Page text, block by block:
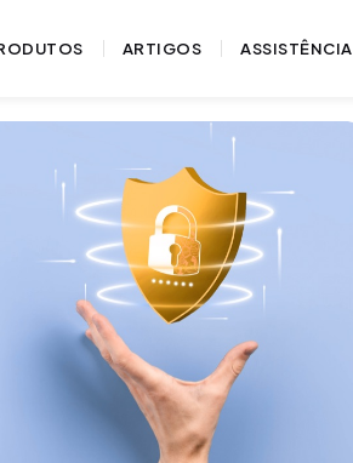
ARTIGOS ASSISTÊNCIA